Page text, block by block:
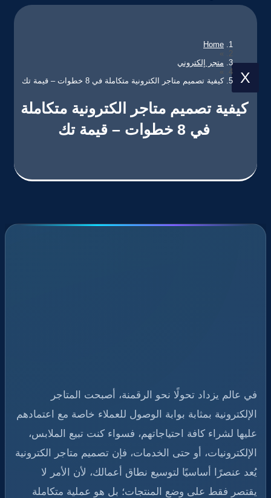
X
Home
»
متجر إلكتروني
»
كيفية تصميم متاجر الكترونية​ متكاملة في 8 خطوات – قيمة تك
كيفية تصميم متاجر الكترونية​ متكاملة
في 8 خطوات – قيمة تك
في عالم يزداد تحولًا نحو الرقمنة، أصبحت المتاجر
الإلكترونية بمثابة بوابة الوصول للعملاء خاصة مع اعتمادهم
عليها لشراء كافة احتياجاتهم، فسواء كنت تبيع الملابس،
الإلكترونيات، أو حتى الخدمات، فإن تصميم متاجر الكترونية​
يُعد عنصرًا أساسيًا لتوسيع نطاق أعمالك، لأن الأمر لا
يقتصر فقط على وضع المنتجات؛ بل هو عملية متكاملة